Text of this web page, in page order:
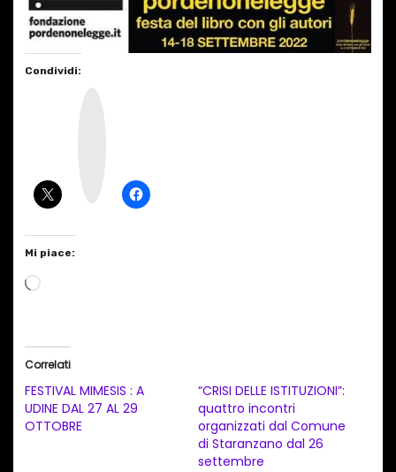
Condividi:
Mi piace:
C
a
m
Correlati
FESTIVAL MIMESIS : A
UDINE DAL 27 AL 29
OTTOBRE
“CRISI DELLE ISTITUZIONI”:
quattro incontri
organizzati dal Comune
di Staranzano dal 26
settembre